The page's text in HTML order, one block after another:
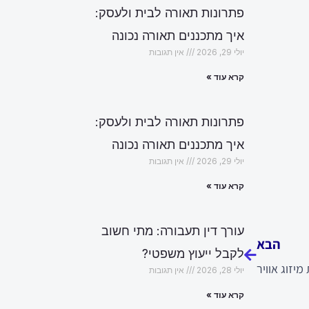
הבא
אוויר
פתרונות תאורה לבית ולעסק:
איך מתכננים תאורה נכונה
יולי 29, 2026 אין תגובות
קרא עוד »
פתרונות תאורה לבית ולעסק:
איך מתכננים תאורה נכונה
יולי 29, 2026 אין תגובות
קרא עוד »
עורך דין תעבורה: מתי חשוב
לקבל ייעוץ משפטי?
יולי 28, 2026 אין תגובות
קרא עוד »